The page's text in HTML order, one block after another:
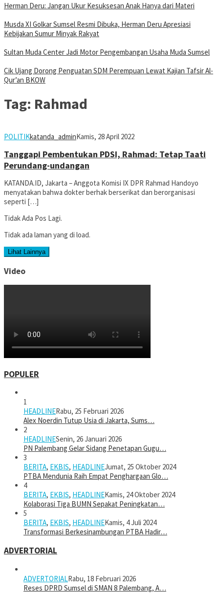
Herman Deru: Jangan Ukur Kesuksesan Anak Hanya dari Materi
Musda XI Golkar Sumsel Resmi Dibuka, Herman Deru Apresiasi
Kebijakan Sumur Minyak Rakyat
Sultan Muda Center Jadi Motor Pengembangan Usaha Muda Sumsel
Cik Ujang Dorong Penguatan SDM Perempuan Lewat Kajian Tafsir Al-
Qur’an BKOW
Tag: Rahmad
POLITIKkatanda_adminKamis, 28 April 2022
Tanggapi Pembentukan PDSI, Rahmad: Tetap Taati
Perundang-undangan
KATANDA.ID, Jakarta – Anggota Komisi IX DPR Rahmad Handoyo
menyatakan bahwa dokter berhak berserikat dan berorganisasi
seperti […]
Tidak Ada Pos Lagi.
Tidak ada laman yang di load.
Lihat Lainnya
Video
POPULER
1
HEADLINERabu, 25 Februari 2026
Alex Noerdin Tutup Usia di Jakarta, Sums…
2
HEADLINESenin, 26 Januari 2026
PN Palembang Gelar Sidang Penetapan Gugu…
3
BERITA, EKBIS, HEADLINEJumat, 25 Oktober 2024
PTBA Mendunia Raih Empat Penghargaan Glo…
4
BERITA, EKBIS, HEADLINEKamis, 24 Oktober 2024
Kolaborasi Tiga BUMN Sepakat Peningkatan…
5
BERITA, EKBIS, HEADLINEKamis, 4 Juli 2024
Transformasi Berkesinambungan PTBA Hadir…
ADVERTORIAL
ADVERTORIALRabu, 18 Februari 2026
Reses DPRD Sumsel di SMAN 8 Palembang, A…